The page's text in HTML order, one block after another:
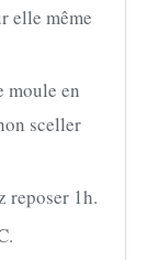
elle même
moule en
sceller
reposer 1h.